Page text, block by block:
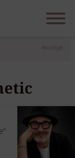
Anzeige